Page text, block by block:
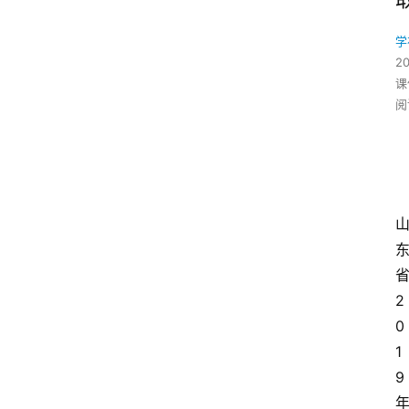
山
东
省
2
0
1
9
年